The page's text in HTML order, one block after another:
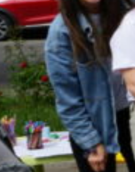
ȘCOLAR ȘI FAMILIAL